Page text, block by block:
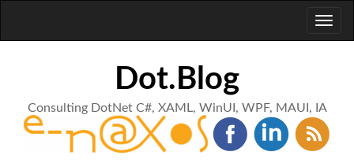
Dot.Blog
Consulting DotNet C#, XAML, WinUI, WPF, MAUI, IA